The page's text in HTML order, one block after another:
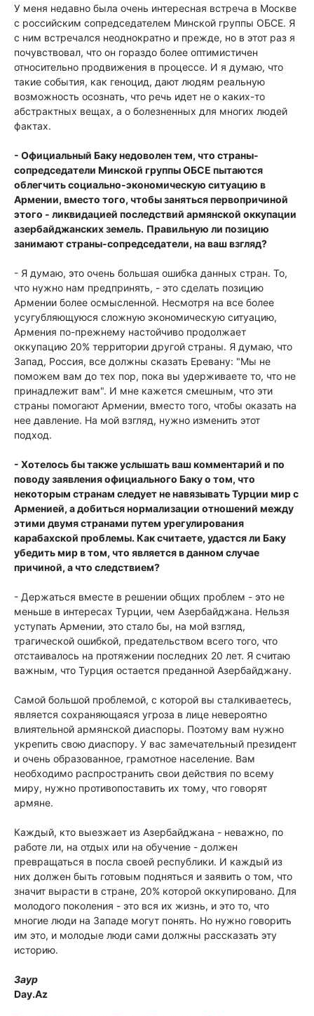
У меня недавно была очень интересная встреча в Москве
с российским сопредседателем Минской группы ОБСЕ. Я
с ним встречался неоднократно и прежде, но в этот раз я
почувствовал, что он гораздо более оптимистичен
относительно продвижения в процессе. И я думаю, что
такие события, как геноцид, дают людям реальную
возможность осознать, что речь идет не о каких-то
абстрактных вещах, а о болезненных для многих людей
фактах.
- Официальный Баку недоволен тем, что страны-
сопредседатели Минской группы ОБСЕ пытаются
облегчить социально-экономическую ситуацию в
Армении, вместо того, чтобы заняться первопричиной
этого - ликвидацией последствий армянской оккупации
азербайджанских земель. Правильную ли позицию
занимают страны-сопредседатели, на ваш взгляд?
- Я думаю, это очень большая ошибка данных стран. То,
что нужно нам предпринять, - это сделать позицию
Армении более осмысленной. Несмотря на все более
усугубляющуюся сложную экономическую ситуацию,
Армения по-прежнему настойчиво продолжает
оккупацию 20% территории другой страны. Я думаю, что
Запад, Россия, все должны сказать Еревану: "Мы не
поможем вам до тех пор, пока вы удерживаете то, что не
принадлежит вам". И мне кажется смешным, что эти
страны помогают Армении, вместо того, чтобы оказать на
нее давление. На мой взгляд, нужно изменить этот
подход.
- Хотелось бы также услышать ваш комментарий и по
поводу заявления официального Баку о том, что
некоторым странам следует не навязывать Турции мир с
Арменией, а добиться нормализации отношений между
этими двумя странами путем урегулирования
карабахской проблемы. Как считаете, удастся ли Баку
убедить мир в том, что является в данном случае
причиной, а что следствием?
- Держаться вместе в решении общих проблем - это не
меньше в интересах Турции, чем Азербайджана. Нельзя
уступать Армении, это стало бы, на мой взгляд,
трагической ошибкой, предательством всего того, что
отстаивалось на протяжении последних 20 лет. Я считаю
важным, что Турция остается преданной Азербайджану.
Самой большой проблемой, с которой вы сталкиваетесь,
является сохраняющаяся угроза в лице невероятно
влиятельной армянской диаспоры. Поэтому вам нужно
укрепить свою диаспору. У вас замечательный президент
и очень образованное, грамотное население. Вам
необходимо распространить свои действия по всему
миру, нужно противопоставить их тому, что говорят
армяне.
Каждый, кто выезжает из Азербайджана - неважно, по
работе ли, на отдых или на обучение - должен
превращаться в посла своей республики. И каждый из
них должен быть готовым подняться и заявить о том, что
значит вырасти в стране, 20% которой оккупировано. Для
молодого поколения - это вся их жизнь, и это то, что
многие люди на Западе могут понять. Но нужно говорить
им это, и молодые люди сами должны рассказать эту
историю.
Заур
Day.Az